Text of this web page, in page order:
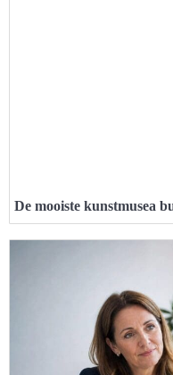
De mooiste kunstmusea